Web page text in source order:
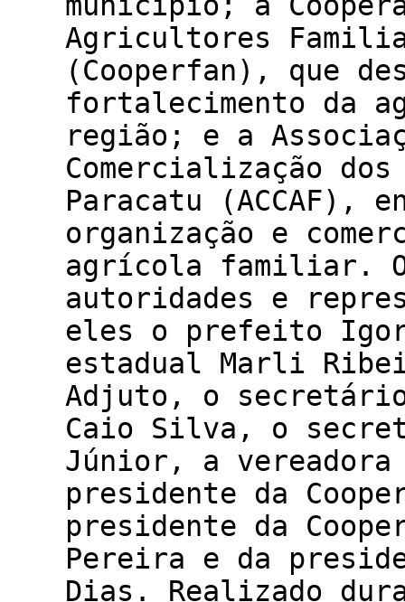
Agricultores
(Cooperfan), que
fortalecimento da
região; e a
Comercialização
Paracatu (ACCAF),
organização e
agrícola familiar.
autoridades e
eles o prefeito Igor
estadual Marli
Adjuto, o
Caio Silva, o
Júnior, a vereadora
presidente da
presidente da
Pereira e da
Dias. Realizado